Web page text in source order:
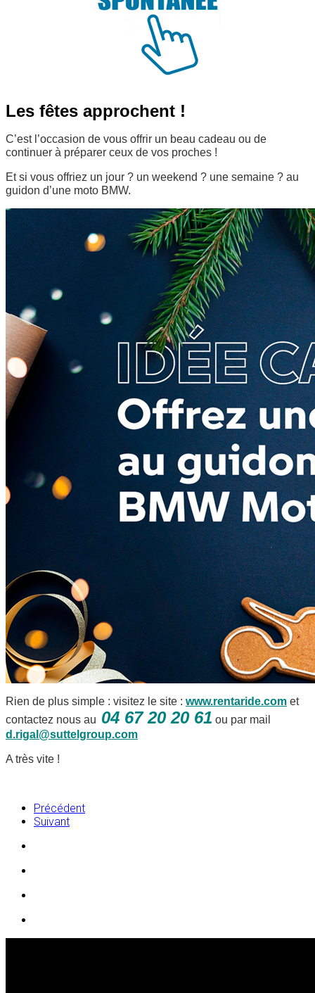
Les fêtes approchent !
C’est l’occasion de vous offrir un beau cadeau ou de
continuer à préparer ceux de vos proches !
Et si vous offriez un jour ? un weekend ? une semaine ? au
guidon d’une moto BMW.
Rien de plus simple : visitez le site : www.rentaride.com et
contactez nous au 04 67 20 20 61 ou par mail
d.rigal@suttelgroup.com
A très vite !
Précédent
Suivant